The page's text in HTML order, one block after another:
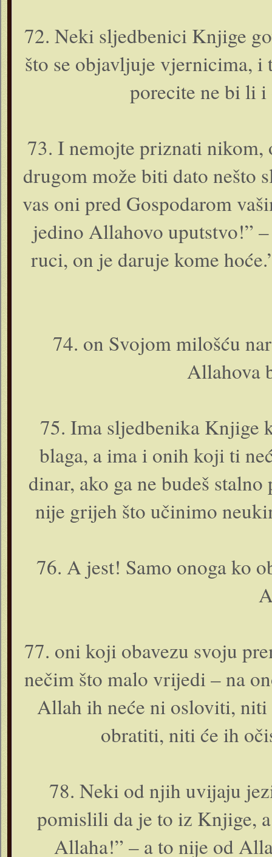
72. Neki sljedbenici Knjige
što se objavljuje vjernicima, i
porecite ne bi li
73. I nemojte priznati
drugom može biti dato nešto
vas o­ni pred Gospodarom
jedino Allahovo uputstvo!”
ruci, o­n je daruje kome
74. o­n Svojom milošću
Allahova
75. Ima sljedbenika Knjige
blaga, a ima i o­nih koji ti
dinar, ako ga ne budeš
nije grijeh što učinimo
76. A jest! Samo o­noga ko
77. o­ni koji obavezu svoju
nečim što malo vrijedi – na
Allah ih neće ni osloviti, niti
obratiti, niti će ih
78. Neki od njih uvijaju
pomislili da je to iz Knjige,
Allaha!” – a to nije od